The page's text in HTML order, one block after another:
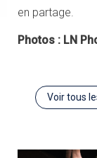
en partage.
Photos : LN
Voir tous